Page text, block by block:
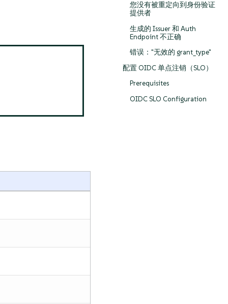
您没有被重定向到身份验证
提供者
生成的 Issuer 和 Auth
Endpoint 不正确
错误："无效的 grant_type"
配置 OIDC 单点注销（SLO）
Prerequisites
OIDC SLO Configuration